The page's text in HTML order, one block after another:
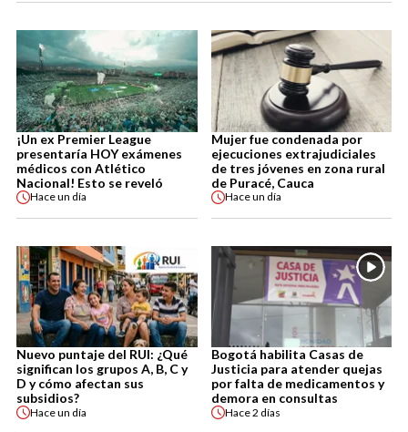
¡Un ex Premier League
presentaría HOY exámenes
médicos con Atlético
Nacional! Esto se reveló
Haceun día
Mujer fue condenada por
ejecuciones extrajudiciales
de tres jóvenes en zona rural
de Puracé, Cauca
Haceun día
Nuevo puntaje del RUI: ¿Qué
significan los grupos A, B, C y
D y cómo afectan sus
subsidios?
Haceun día
Bogotá habilita Casas de
Justicia para atender quejas
por falta de medicamentos y
demora en consultas
Hace2 días